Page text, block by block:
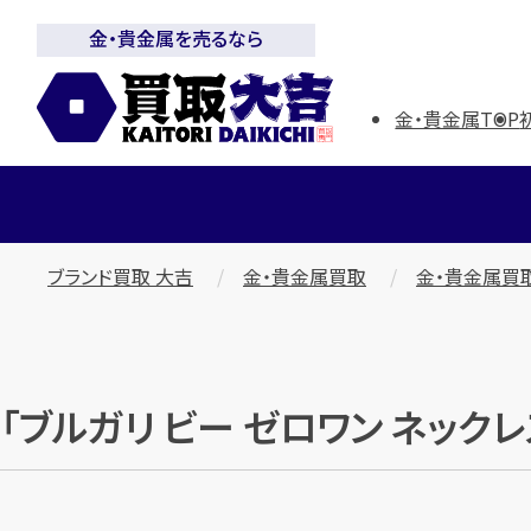
金・貴金属を売るなら
金・貴金属TOP
ブランド買取 大吉 金・貴金属買取 金・貴金属
「ブルガリ ビー ゼロワン ネック